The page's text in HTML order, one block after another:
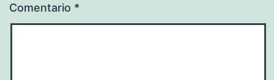
Comentario *